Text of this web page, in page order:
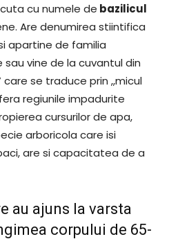
cu numele de bazilicul
Are denumirea stiintifica
apartine de familia
vine de la cuvantul din
care se traduce prin ,,micul
regiunile impadurite
cursurilor de apa,
arboricola care isi
are si capacitatea de a
au ajuns la varsta
corpului de 65-